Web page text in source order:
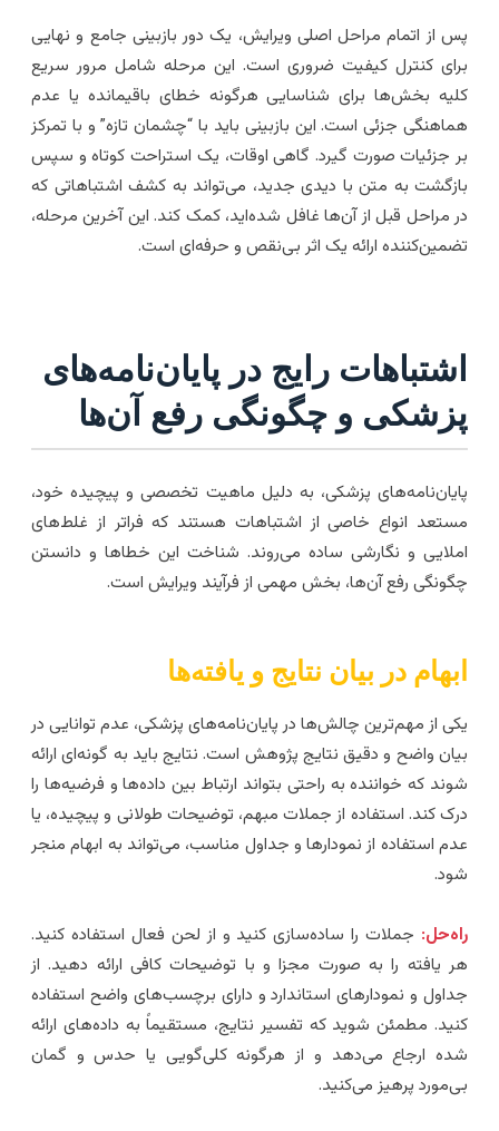
از اتمام مراحل اصلی ویرایش، یک دور بازبینی جامع و نهایی
کنترل کیفیت ضروری است. این مرحله شامل مرور سریع
بخش‌ها برای شناسایی هرگونه خطای باقیمانده یا عدم
جزئی است. این بازبینی باید با “چشمان تازه” و با تمرکز
جزئیات صورت گیرد. گاهی اوقات، یک استراحت کوتاه و سپس
به متن با دیدی جدید، می‌تواند به کشف اشتباهاتی که
مراحل قبل از آن‌ها غافل شده‌اید، کمک کند. این آخرین مرحله،
ارائه یک اثر بی‌نقص و حرفه‌ای است.
رایج در پایان‌نامه‌های
و چگونگی رفع آن‌ها
پزشکی، به دلیل ماهیت تخصصی و پیچیده خود،
انواع خاصی از اشتباهات هستند که فراتر از غلط‌های
و نگارشی ساده می‌روند. شناخت این خطاها و دانستن
رفع آن‌ها، بخش مهمی از فرآیند ویرایش است.
در بیان نتایج و یافته‌ها
از مهم‌ترین چالش‌ها در پایان‌نامه‌های پزشکی، عدم توانایی در
واضح و دقیق نتایج پژوهش است. نتایج باید به گونه‌ای ارائه
که خواننده به راحتی بتواند ارتباط بین داده‌ها و فرضیه‌ها را
کند. استفاده از جملات مبهم، توضیحات طولانی و پیچیده، یا
استفاده از نمودارها و جداول مناسب، می‌تواند به ابهام منجر
جملات را ساده‌سازی کنید و از لحن فعال استفاده کنید.
یافته را به صورت مجزا و با توضیحات کافی ارائه دهید. از
و نمودارهای استاندارد و دارای برچسب‌های واضح استفاده
مطمئن شوید که تفسیر نتایج، مستقیماً به داده‌های ارائه
ارجاع می‌دهد و از هرگونه کلی‌گویی یا حدس و گمان
پرهیز می‌کنید.